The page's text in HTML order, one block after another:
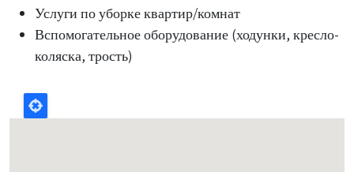
Услуги по уборке квартир/комнат
Вспомогательное оборудование (ходунки, кресло-
коляска, трость)